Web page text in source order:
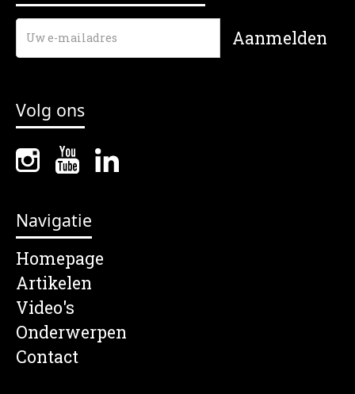
Volg ons
Navigatie
Homepage
Artikelen
Video's
Onderwerpen
Contact